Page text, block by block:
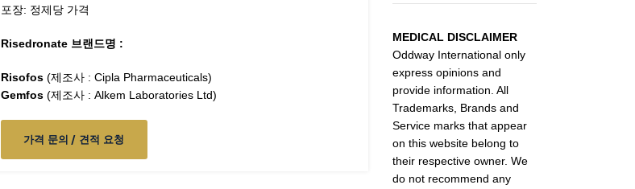
포장: 정제당 가격
Risedronate 브랜드명 :
Risofos(제조사 : Cipla Pharmaceuticals)
Gemfos(제조사 : Alkem Laboratories Ltd)
가격 문의 / 견적 요청
MEDICAL DISCLAIMER
Oddway International only
express opinions and
provide information. All
Trademarks, Brands and
Service marks that appear
on this website belong to
their respective owner. We
do not recommend any